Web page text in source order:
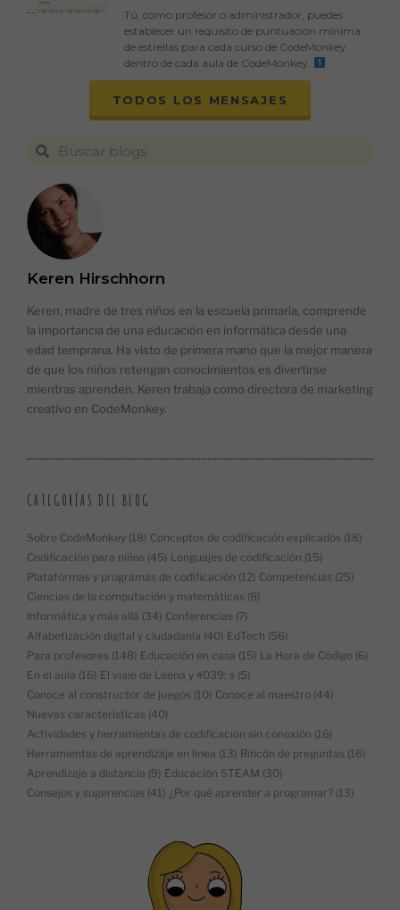
TODOS LOS MENSAJES
Keren Hirschhorn
Keren, madre de tres niños en la escuela primaria, comprende
la importancia de una educación en informática desde una
edad temprana. Ha visto de primera mano que la mejor manera
de que los niños retengan conocimientos es divertirse
mientras aprenden. Keren trabaja como directora de marketing
creativo en CodeMonkey.
CATEGORÍAS DEL BLOG
Sobre CodeMonkey (18) Conceptos de codificación explicados (18)
Codificación para niños (45) Lenguajes de codificación (15)
Plataformas y programas de codificación (12) Competencias (25)
Ciencias de la computación y matemáticas (8)
Informática y más allá (34) Conferencias (7)
Alfabetización digital y ciudadanía (40) EdTech (56)
Para profesores (148) Educación en casa (15) La Hora de Código (6)
En el aula (16) El viaje de Leena y #039; s (5)
Conoce al constructor de juegos (10) Conoce al maestro (44)
Nuevas características (40)
Actividades y herramientas de codificación sin conexión (16)
Herramientas de aprendizaje en línea (13) Rincón de preguntas (16)
Aprendizaje a distancia (9) Educación STEAM (30)
Consejos y sugerencias (41) ¿Por qué aprender a programar? (13)
Tú, como profesor o administrador, puedes
establecer un requisito de puntuación mínima
de estrellas para cada curso de CodeMonkey
dentro de cada aula de CodeMonkey.